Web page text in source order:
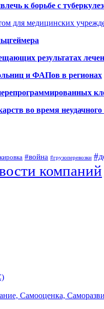
к борьбе с
для медицинских
результатах
и ФАПов в регионах
во время неудачного
#война #грузоперевозки
компаний
Самооценка,